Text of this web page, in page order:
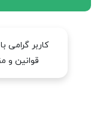
کاربر گرامی با
قوانین و